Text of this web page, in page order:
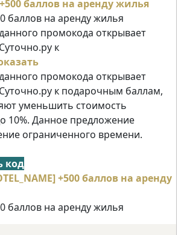
баллов на аренду жилья
промокода открывает
к
промокода открывает
к подарочным баллам,
уменьшить стоимость
10%. Данное предложение
ограниченного времени.
код
баллов на аренду жилья